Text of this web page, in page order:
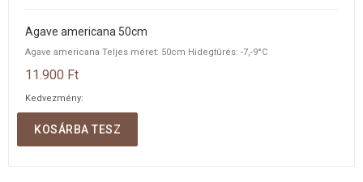
Agave americana 50cm
Agave americana Teljes méret: 50cm Hidegtûrés: -7,-9°C
11.900 Ft
Kedvezmény:
Mennyiség:
KOSÁRBA TESZ